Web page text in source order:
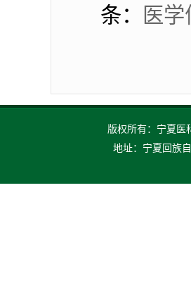
条：
医
版权所有：宁夏医
地址：宁夏回族